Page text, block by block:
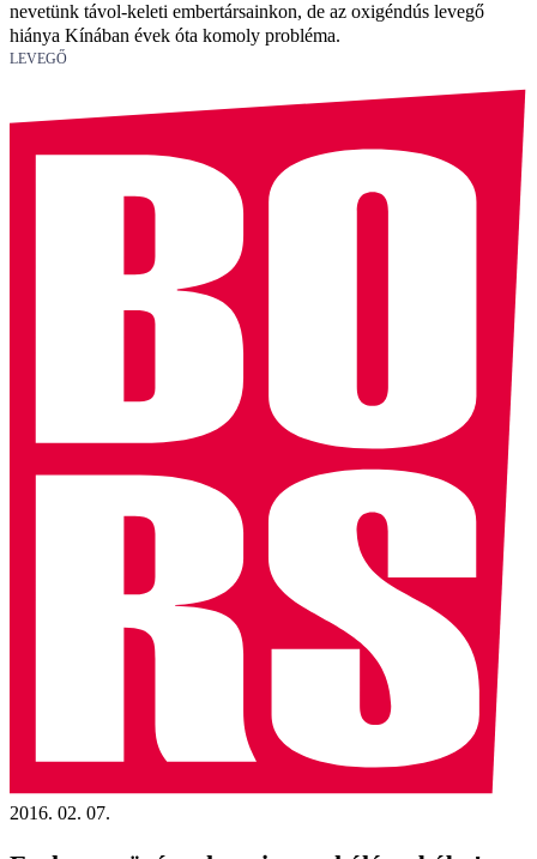
nevetünk távol-keleti embertársainkon, de az oxigéndús levegő
hiánya Kínában évek óta komoly probléma.
LEVEGŐ
2016. 02. 07.